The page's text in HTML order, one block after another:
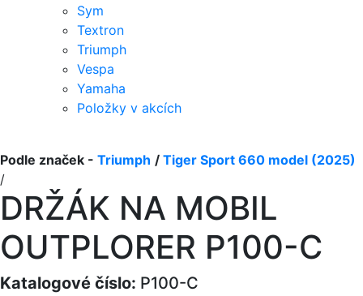
Sym
Textron
Triumph
Vespa
Yamaha
Položky v akcích
Podle značek - Triumph / Tiger Sport 660 model (2025)
/
DRŽÁK NA MOBIL
OUTPLORER P100-C
Katalogové číslo: P100-C